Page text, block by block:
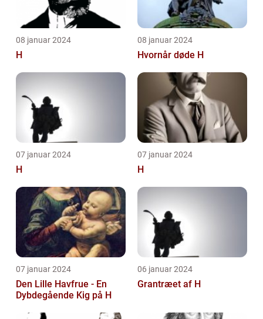
08 januar 2024
H
08 januar 2024
Hvornår døde H
07 januar 2024
H
07 januar 2024
H
07 januar 2024
Den Lille Havfrue - En
Dybdegående Kig på H
06 januar 2024
Grantræet af H